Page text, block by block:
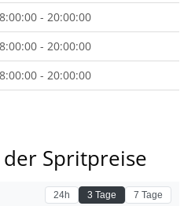
- 20:00:00
- 20:00:00
- 20:00:00
Spritpreise